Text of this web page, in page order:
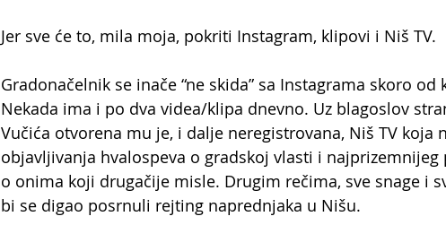
Jer sve će to, mila moja, pokriti Instagram, klipovi i Niš TV.
Gradonačelnik se inače “ne skida” sa Instagrama skoro
Nekada ima i po dva videa/klipa dnevno. Uz blagoslov
Vučića otvorena mu je, i dalje neregistrovana, Niš TV koja
objavljivanja hvalospeva o gradskoj vlasti i
o onima koji drugačije misle. Drugim rečima, sve snage i
bi se digao posrnuli rejting naprednjaka u Nišu.